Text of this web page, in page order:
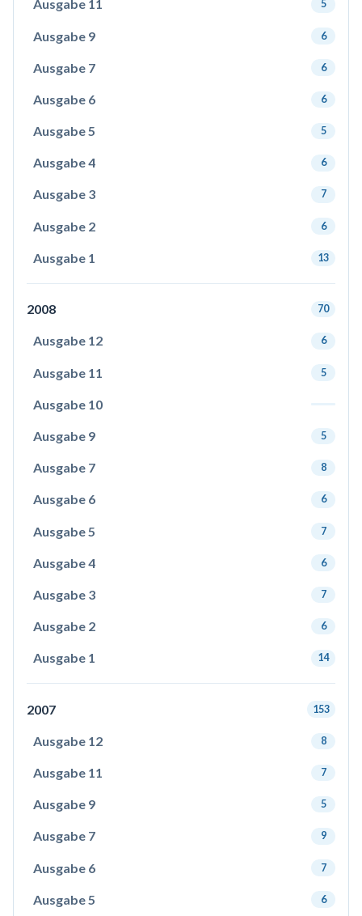
Ausgabe 11 5
Ausgabe 9 6
Ausgabe 7 6
Ausgabe 6 6
Ausgabe 5 5
Ausgabe 4 6
Ausgabe 3 7
Ausgabe 2 6
Ausgabe 1 13
2008 70
Ausgabe 12 6
Ausgabe 11 5
Ausgabe 10
Ausgabe 9 5
Ausgabe 7 8
Ausgabe 6 6
Ausgabe 5 7
Ausgabe 4 6
Ausgabe 3 7
Ausgabe 2 6
Ausgabe 1 14
2007 153
Ausgabe 12 8
Ausgabe 11 7
Ausgabe 9 5
Ausgabe 7 9
Ausgabe 6 7
Ausgabe 5 6